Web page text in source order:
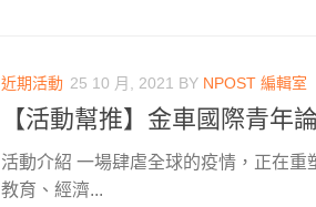
近期活動 25 10 月, 2021 BY NPOST 編輯室
【活動幫推】金車國際青年
活動介紹 一場肆虐全球的疫情，正在重
教育、經濟...